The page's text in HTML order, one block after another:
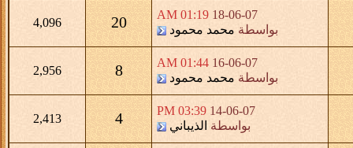
18-06-07
01:19 AM
بواسطة محمد محمود 20
4,096
16-06-07
01:44 AM
بواسطة محمد محمود 8
2,956
14-06-07
03:39 PM
بواسطة الذيباني 4
2,413